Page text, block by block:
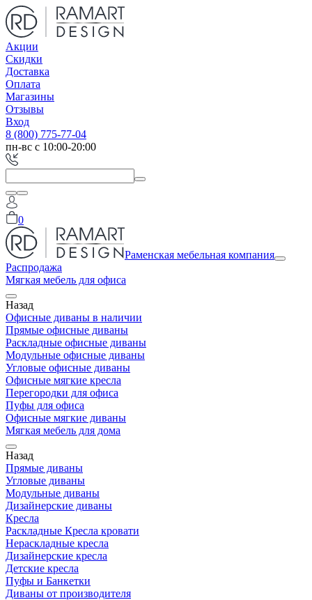
Акции
Скидки
Доставка
Оплата
Магазины
Отзывы
Вход
8 (800) 775-77-04
пн-вс с 10:00-20:00
0
Раменская мебельная компания
Распродажа
Мягкая мебель для офиса
Назад
Офисные диваны в наличии
Прямые офисные диваны
Раскладные офисные диваны
Модульные офисные диваны
Угловые офисные диваны
Офисные мягкие кресла
Перегородки для офиса
Пуфы для офиса
Офисные мягкие диваны
Мягкая мебель для дома
Назад
Прямые диваны
Угловые диваны
Модульные диваны
Дизайнерские диваны
Кресла
Раскладные Кресла кровати
Нераскладные кресла
Дизайнерские кресла
Детские кресла
Пуфы и Банкетки
Диваны от производителя